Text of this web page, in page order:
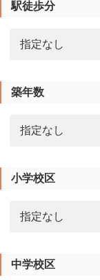
駅徒歩分
築年数
小学校区
中学校区